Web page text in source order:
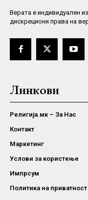
Верaта е индивидуален
дискрециони права на
Линкови
Религија.мк – За Нас
Контакт
Маркетинг
Услови за користење
Импрсум
Политика на приватност